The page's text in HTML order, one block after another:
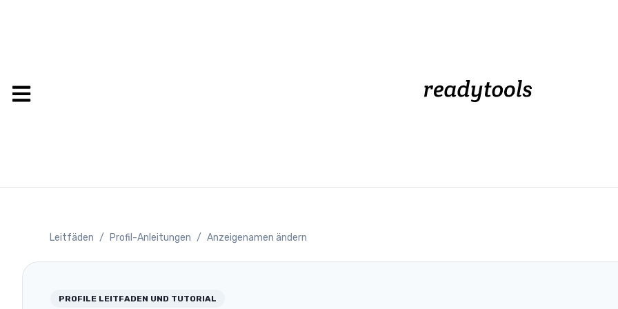
Leitfäden / Profil-Anleitungen / Anzeigenamen ändern
PROFILE LEITFADEN UND TUTORIAL